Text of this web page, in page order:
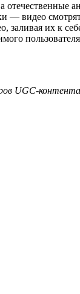
отечественные
видео смотрят
заливая их к
UGC-